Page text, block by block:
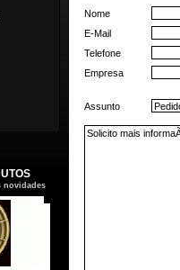
Nome
E-Mail
Telefone
Empresa
Assunto